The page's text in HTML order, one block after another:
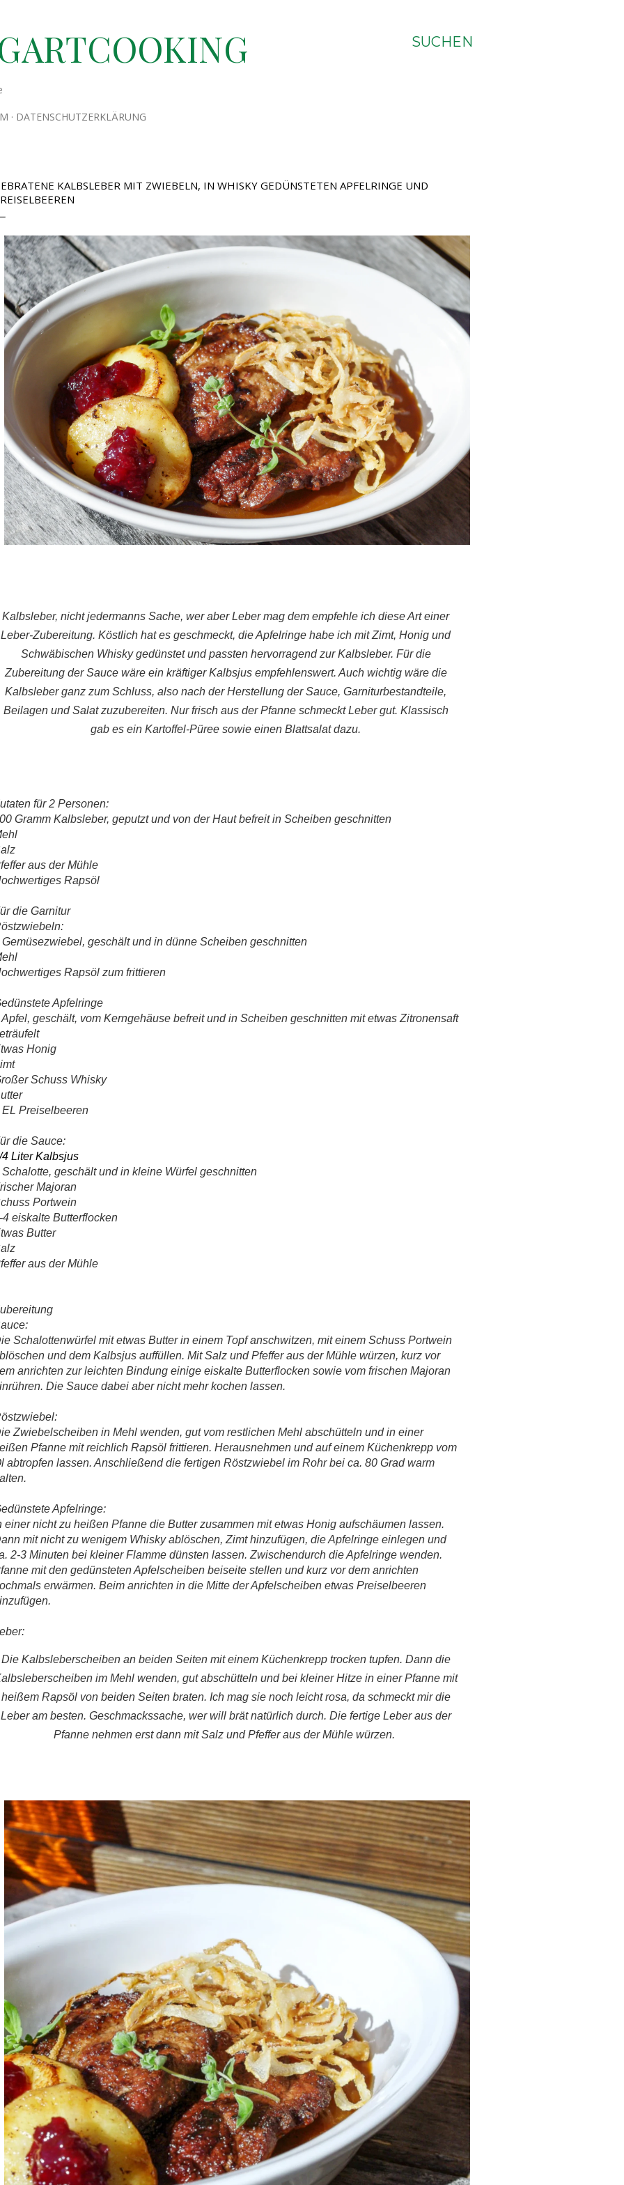
SUCHEN
DATENSCHUTZERKLÄRUNG
KALBSLEBER MIT ZWIEBELN, IN WHISKY GEDÜNSTETEN APFELRINGE UND
Kalbsleber, nicht jedermanns Sache, wer aber Leber mag dem empfehle ich diese Art einer
Leber-Zubereitung. Köstlich hat es geschmeckt, die Apfelringe habe ich mit Zimt, Honig und
Schwäbischen Whisky gedünstet und passten hervorragend zur Kalbsleber. Für die
Zubereitung der Sauce wäre ein kräftiger Kalbsjus empfehlenswert. Auch wichtig wäre die
Kalbsleber ganz zum Schluss, also nach der Herstellung der Sauce, Garniturbestandteile,
Beilagen und Salat zuzubereiten. Nur frisch aus der Pfanne schmeckt Leber gut. Klassisch
gab es ein Kartoffel-Püree sowie einen Blattsalat dazu.
für 2 Personen:
Gramm Kalbsleber, geputzt und von der Haut befreit in Scheiben geschnitten
aus der Mühle
Rapsöl
die Garnitur
Gemüsezwiebel, geschält und in dünne Scheiben geschnitten
Rapsöl zum frittieren
Apfelringe
Apfel, geschält, vom Kerngehäuse befreit und in Scheiben geschnitten mit etwas Zitronensaft
Honig
Schuss Whisky
EL Preiselbeeren
die Sauce:
4 Liter Kalbsjus
Schalotte, geschält und in kleine Würfel geschnitten
Majoran
Portwein
4 eiskalte Butterflocken
Butter
aus der Mühle
Schalottenwürfel mit etwas Butter in einem Topf anschwitzen, mit einem Schuss Portwein
und dem Kalbsjus auffüllen. Mit Salz und Pfeffer aus der Mühle würzen, kurz vor
anrichten zur leichten Bindung einige eiskalte Butterflocken sowie vom frischen Majoran
Die Sauce dabei aber nicht mehr kochen lassen.
Zwiebelscheiben in Mehl wenden, gut vom restlichen Mehl abschütteln und in einer
Pfanne mit reichlich Rapsöl frittieren. Herausnehmen und auf einem Küchenkrepp vom
abtropfen lassen. Anschließend die fertigen Röstzwiebel im Rohr bei ca. 80 Grad warm
Apfelringe:
einer nicht zu heißen Pfanne die Butter zusammen mit etwas Honig aufschäumen lassen.
mit nicht zu wenigem Whisky ablöschen, Zimt hinzufügen, die Apfelringe einlegen und
2-3 Minuten bei kleiner Flamme dünsten lassen. Zwischendurch die Apfelringe wenden.
mit den gedünsteten Apfelscheiben beiseite stellen und kurz vor dem anrichten
erwärmen. Beim anrichten in die Mitte der Apfelscheiben etwas Preiselbeeren
Die Kalbsleberscheiben an beiden Seiten mit einem Küchenkrepp trocken tupfen. Dann die
im Mehl wenden, gut abschütteln und bei kleiner Hitze in einer Pfanne mit
heißem Rapsöl von beiden Seiten braten. Ich mag sie noch leicht rosa, da schmeckt mir die
Leber am besten. Geschmackssache, wer will brät natürlich durch. Die fertige Leber aus der
Pfanne nehmen erst dann mit Salz und Pfeffer aus der Mühle würzen.